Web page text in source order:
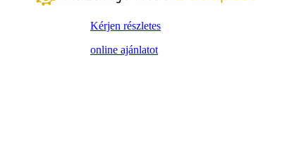
Kérjen részletes
online ajánlatot